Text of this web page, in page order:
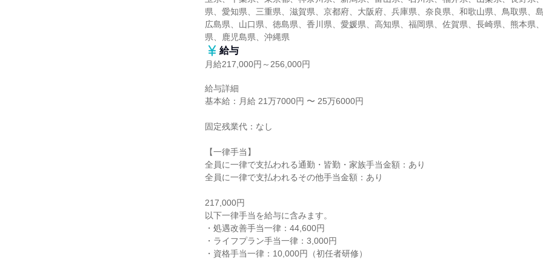
県、愛知県、三重県、滋賀県、京都府、大阪府、兵庫県、奈良県、和歌山県、鳥取県、島
広島県、山口県、徳島県、香川県、愛媛県、高知県、福岡県、佐賀県、長崎県、熊本県
県、鹿児島県、沖縄県
給与
月給217,000円～256,000円
給与詳細
基本給：月給 21万7000円 〜 25万6000円
固定残業代：なし
【一律手当】
全員に一律で支払われる通勤・皆勤・家族手当金額：あり
全員に一律で支払われるその他手当金額：あり
217,000円
以下一律手当を給与に含みます。
・処遇改善手当一律：44,600円
・ライフプラン手当一律：3,000円
・資格手当一律：10,000円（初任者研修）